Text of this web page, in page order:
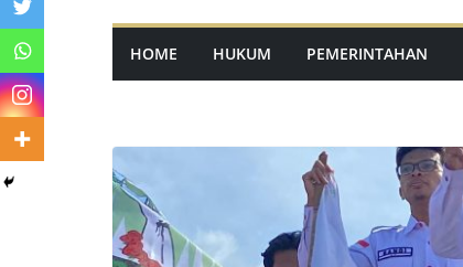
HOME HUKUM PEMERINTAHAN